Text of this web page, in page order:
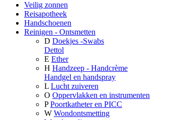
Veilig zonnen
Reisapotheek
Handschoenen
Reinigen - Ontsmetten
D Doekjes -Swabs
Dettol
E Ether
H Handzeep - Handcrème
Handgel en handspray
L Lucht zuiveren
O Oppervlakken en instrumenten
P Poortkatheter en PICC
W Wondontsmetting